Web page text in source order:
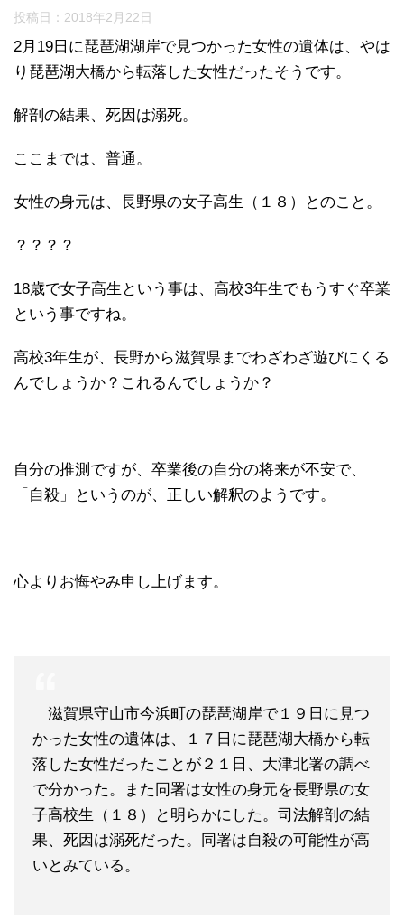
投稿日： 2018年2月22日
2月19日に琵琶湖湖岸で見つかった女性の遺体は、やは
り琵琶湖大橋から転落した女性だったそうです。
解剖の結果、死因は溺死。
ここまでは、普通。
女性の身元は、長野県の女子高生（１８）とのこと。
？？？？
18歳で女子高生という事は、高校3年生でもうすぐ卒業
という事ですね。
高校3年生が、長野から滋賀県までわざわざ遊びにくる
んでしょうか？これるんでしょうか？
自分の推測ですが、卒業後の自分の将来が不安で、
「自殺」というのが、正しい解釈のようです。
心よりお悔やみ申し上げます。
滋賀県守山市今浜町の琵琶湖岸で１９日に見つ
かった女性の遺体は、１７日に琵琶湖大橋から転
落した女性だったことが２１日、大津北署の調べ
で分かった。また同署は女性の身元を長野県の女
子高校生（１８）と明らかにした。司法解剖の結
果、死因は溺死だった。同署は自殺の可能性が高
いとみている。